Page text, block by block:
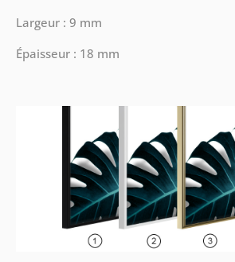
Largeur : 9 mm
Épaisseur : 18 mm